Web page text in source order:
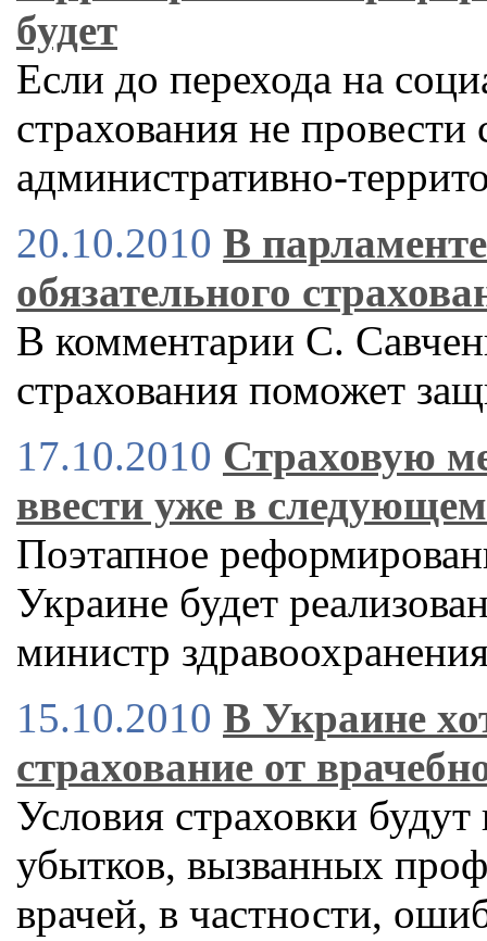
будет
Если до перехода на
страхования не
административно-
20.10.2010 В
обязательного
В комментарии С.
страхования поможет
17.10.2010 Страховую
ввести уже в
Поэтапное
Украине будет
министр
15.10.2010 В Украине
страхование от
Условия страховки
убытков, вызванных
врачей, в частности,